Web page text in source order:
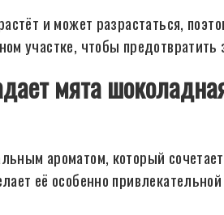
и может разрастаться,
участке, чтобы предотвратить
мята
ароматом, который
её особенно